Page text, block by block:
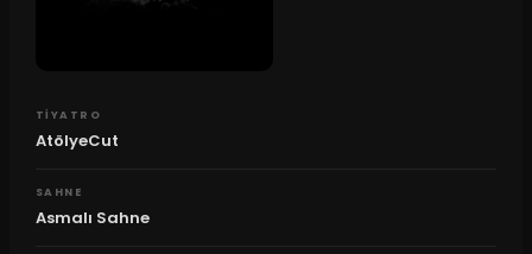
TIYATRO
AtölyeCut
SAHNE
Asmalı Sahne